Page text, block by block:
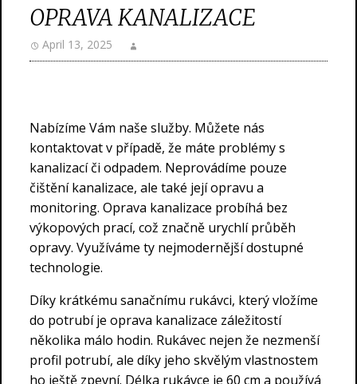
OPRAVA KANALIZACE
April 13, 2025
Nabízíme Vám naše služby. Můžete nás
kontaktovat v případě, že máte problémy s
kanalizací či odpadem. Neprovádíme pouze
čištění kanalizace, ale také její opravu a
monitoring. Oprava kanalizace probíhá bez
výkopových prací, což značně urychlí průběh
opravy. Využíváme ty nejmodernější dostupné
technologie.
Díky krátkému sanačnímu rukávci, který vložíme
do potrubí je oprava kanalizace záležitostí
několika málo hodin. Rukávec nejen že nezmenší
profil potrubí, ale díky jeho skvělým vlastnostem
ho ještě zpevní. Délka rukávce je 60 cm a používá